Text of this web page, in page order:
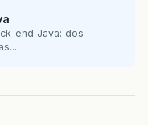
end Java: dos